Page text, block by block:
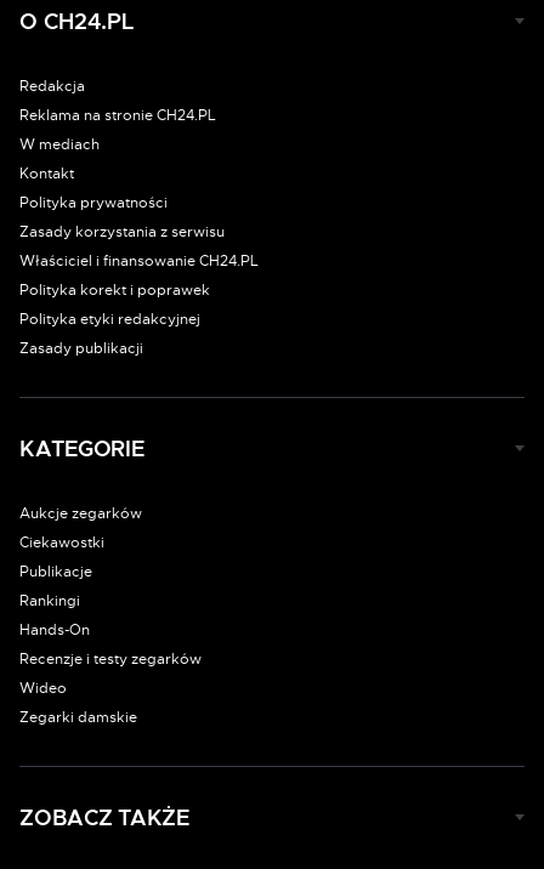
O CH24.PL
Redakcja
Reklama na stronie CH24.PL
W mediach
Kontakt
Polityka prywatności
Zasady korzystania z serwisu
Właściciel i finansowanie CH24.PL
Polityka korekt i poprawek
Polityka etyki redakcyjnej
Zasady publikacji
KATEGORIE
Aukcje zegarków
Ciekawostki
Publikacje
Rankingi
Hands-On
Recenzje i testy zegarków
Wideo
Zegarki damskie
ZOBACZ TAKŻE